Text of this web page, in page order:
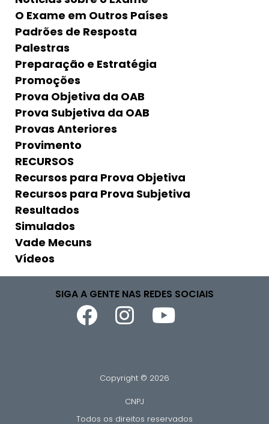
O Exame em Outros Países
Padrões de Resposta
Palestras
Preparação e Estratégia
Promoções
Prova Objetiva da OAB
Prova Subjetiva da OAB
Provas Anteriores
Provimento
RECURSOS
Recursos para Prova Objetiva
Recursos para Prova Subjetiva
Resultados
Simulados
Vade Mecuns
Vídeos
SIGA A GENTE NAS REDES SOCIAIS
Copyright © 2026
CNPJ
Todos os direitos reservados